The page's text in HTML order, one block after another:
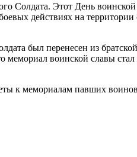
Солдата. Этот День
действиях на
был перенесен из
воинской славы
к мемориалам павших